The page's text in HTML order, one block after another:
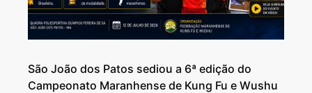
São João dos Patos sediou a 6ª edição do
Campeonato Maranhense de Kung Fu e Wushu